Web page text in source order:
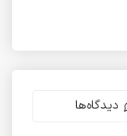
دیدگاه‌ها